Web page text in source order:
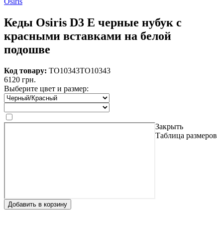
Кеды Osiris D3 E черные нубук с
красными вставками на белой
подошве
Код товару: TO10343TO10343
6120 грн.
Выберите цвет и размер:
Закрыть
Таблица размеров